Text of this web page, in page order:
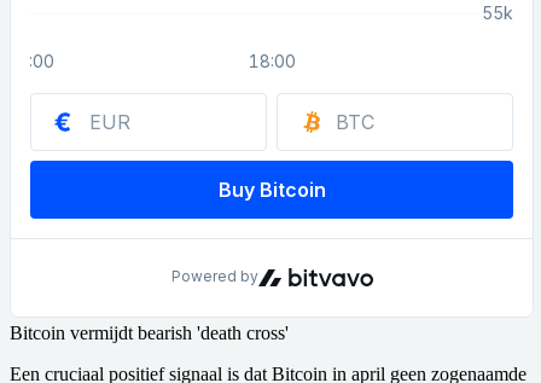
Bitcoin vermijdt bearish 'death cross'
Een cruciaal positief signaal is dat Bitcoin in april geen zogenaamde